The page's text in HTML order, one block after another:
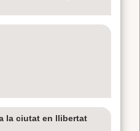
la ciutat en llibertat